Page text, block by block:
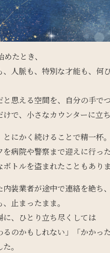
たとき、
人脈も、特別な才能も、何
と思える空間を、自分の手で
で、小さなカウンターに立ち
にかく続けることで精一杯。
病院や警察まで迎えに行っ
トルを盗まれたこともありま
装業者が途中で連絡を絶ち、
止まったまま。
に、ひとり立ち尽くしては
るのかもしれない」「かか
。